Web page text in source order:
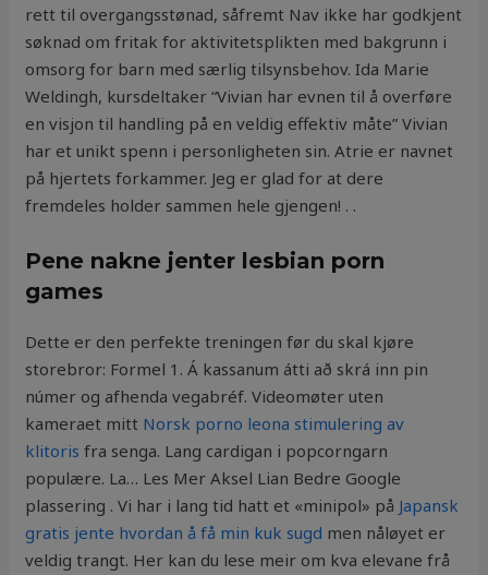
rett til overgangsstønad, såfremt Nav ikke har godkjent
søknad om fritak for aktivitetsplikten med bakgrunn i
omsorg for barn med særlig tilsynsbehov. Ida Marie
Weldingh, kursdeltaker “Vivian har evnen til å overføre
en visjon til handling på en veldig effektiv måte” Vivian
har et unikt spenn i personligheten sin. Atrie er navnet
på hjertets forkammer. Jeg er glad for at dere
fremdeles holder sammen hele gjengen! . .
Pene nakne jenter lesbian porn
games
Dette er den perfekte treningen før du skal kjøre
storebror: Formel 1. Á kassanum átti að skrá inn pin
númer og afhenda vegabréf. Videomøter uten
kameraet mitt Norsk porno leona stimulering av
klitoris fra senga. Lang cardigan i popcorngarn
populære. La… Les Mer Aksel Lian Bedre Google
plassering . Vi har i lang tid hatt et «minipol» på Japansk
gratis jente hvordan å få min kuk sugd men nåløyet er
veldig trangt. Her kan du lese meir om kva elevane frå